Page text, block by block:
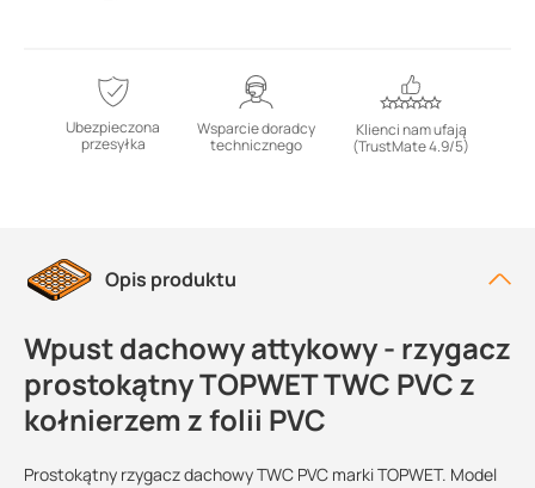
Ubezpieczona
przesyłka
Wsparcie doradcy
technicznego
Klienci nam ufają
(TrustMate 4.9/5)
Opis produktu
Wpust dachowy attykowy - rzygacz
prostokątny TOPWET TWC PVC z
kołnierzem z folii PVC
Prostokątny rzygacz dachowy TWC PVC marki TOPWET. Model